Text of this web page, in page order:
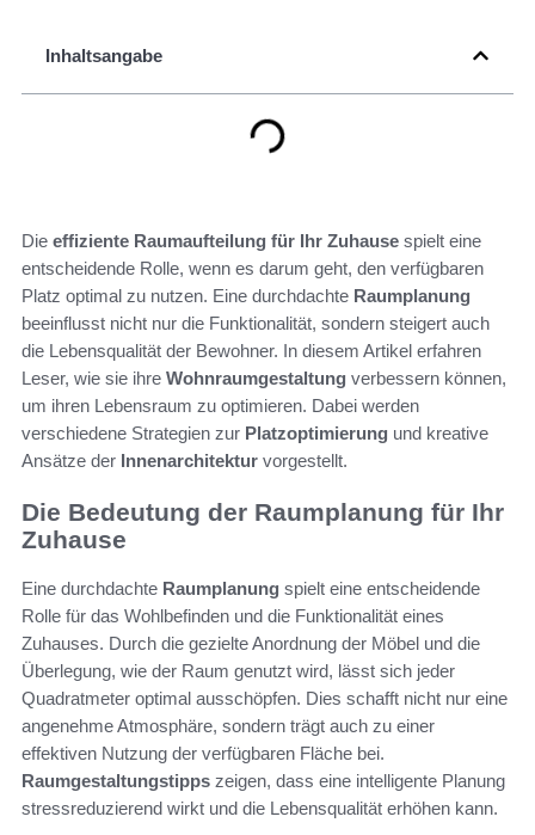
Inhaltsangabe
Die effiziente Raumaufteilung für Ihr Zuhause spielt eine
entscheidende Rolle, wenn es darum geht, den verfügbaren
Platz optimal zu nutzen. Eine durchdachte Raumplanung
beeinflusst nicht nur die Funktionalität, sondern steigert auch
die Lebensqualität der Bewohner. In diesem Artikel erfahren
Leser, wie sie ihre Wohnraumgestaltung verbessern können,
um ihren Lebensraum zu optimieren. Dabei werden
verschiedene Strategien zur Platzoptimierung und kreative
Ansätze der Innenarchitektur vorgestellt.
Die Bedeutung der Raumplanung für Ihr
Zuhause
Eine durchdachte Raumplanung spielt eine entscheidende
Rolle für das Wohlbefinden und die Funktionalität eines
Zuhauses. Durch die gezielte Anordnung der Möbel und die
Überlegung, wie der Raum genutzt wird, lässt sich jeder
Quadratmeter optimal ausschöpfen. Dies schafft nicht nur eine
angenehme Atmosphäre, sondern trägt auch zu einer
effektiven Nutzung der verfügbaren Fläche bei.
Raumgestaltungstipps zeigen, dass eine intelligente Planung
stressreduzierend wirkt und die Lebensqualität erhöhen kann.